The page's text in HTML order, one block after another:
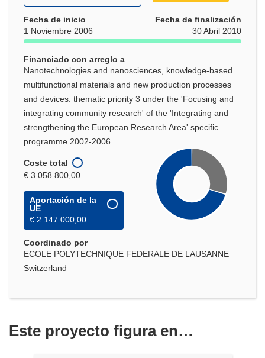
abrirá
en
una
ventana)
Fecha de inicio
1 Noviembre 2006
Fecha de finalización
30 Abril 2010
Financiado con arreglo a
Nanotechnologies and nanosciences, knowledge-based
multifunctional materials and new production processes
and devices: thematic priority 3 under the 'Focusing and
integrating community research' of the 'Integrating and
strengthening the European Research Area' specific
programme 2002-2006.
Coste total
€ 3 058 800,00
Aportación de la
UE
€ 2 147 000,00
Coordinado por
ECOLE POLYTECHNIQUE FEDERALE DE LAUSANNE
Switzerland
Este proyecto figura en…